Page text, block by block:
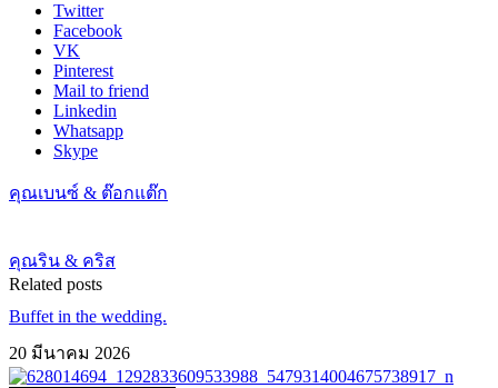
Twitter
Facebook
VK
Pinterest
Mail to friend
Linkedin
Whatsapp
Skype
คุณเบนซ์ & ต๊อกแต๊ก
คุณริน & คริส
Related posts
Buffet in the wedding.
20 มีนาคม 2026